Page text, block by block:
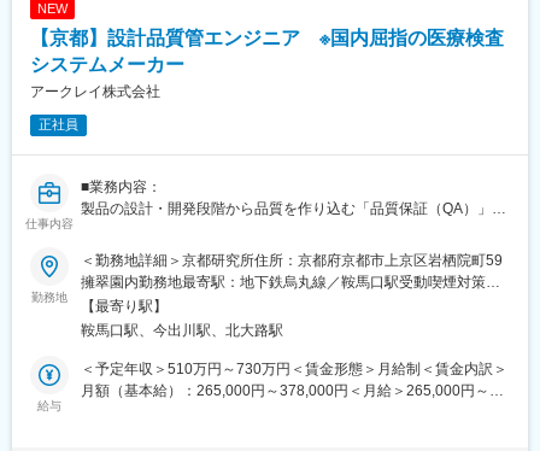
◎一つの製品に対して、組み込みソフトエンジニアが2・3名で対
応します。
◎特に自己血糖測定器（SMBG）などは小型の医療機器となりま
必要となります。
・他の分野のメンバーとチームで製品開発をしているため、製品
全体をみることができるのが醍醐味です。
・今回の製品は当社で最も売り上げの大きい分野の商品開発であ
り、海外（韓国）の開発拠点とも共同で開発しています。成形や
可能です。
NEW
【京都】設計品質管エンジニア ※国内屈指の医療検査
システムメーカー
アークレイ株式会社
正社員
仕事内容
■業務内容：
製品の設計・開発段階から品質を作り込む「品質保証（QA）」の
アークレイで開発している自社装置・試薬について、ISO13485を
はじめとする規格要求に適合した設計・開発が行われているか
を、QMSの観点から管理・保証することが本ポジションのミッシ
ョンです。
具体的には、自社で定めている品質マネジメントシステム
（QMS）に基づき、設計品質（Design Control）を中心とした以
下の業務を担当いただきます。
勤務地
＜勤務地詳細＞京都研究所住所：京都府京都市上京区岩栖院町59
擁翠園内勤務地最寄駅：地下鉄烏丸線／鞍馬口駅受動喫煙対策：
屋内全面禁煙変更の範囲：会社の定める事業所
【最寄り駅】
鞍馬口駅、今出川駅、北大路駅
給与
＜予定年収＞510万円～730万円＜賃金形態＞月給制＜賃金内訳＞
月額（基本給）：265,000円～378,000円＜月給＞265,000円～